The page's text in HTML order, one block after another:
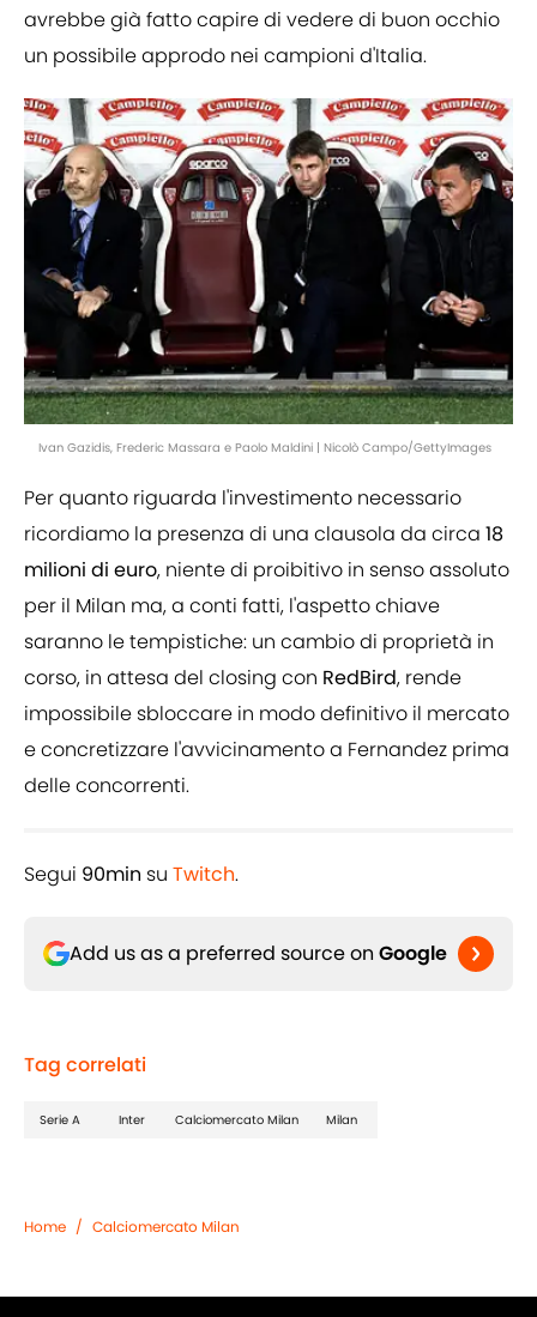
avrebbe già fatto capire di vedere di buon occhio
un possibile approdo nei campioni d'Italia.
Ivan Gazidis, Frederic Massara e Paolo Maldini | Nicolò Campo/GettyImages
Per quanto riguarda l'investimento necessario
ricordiamo la presenza di una clausola da circa 18
milioni di euro, niente di proibitivo in senso assoluto
per il Milan ma, a conti fatti, l'aspetto chiave
saranno le tempistiche: un cambio di proprietà in
corso, in attesa del closing con RedBird, rende
impossibile sbloccare in modo definitivo il mercato
e concretizzare l'avvicinamento a Fernandez prima
delle concorrenti.
Segui 90min su Twitch.
Add us as a preferred source on Google
Tag correlati
Serie A Inter Calciomercato Milan Milan
Home / Calciomercato Milan